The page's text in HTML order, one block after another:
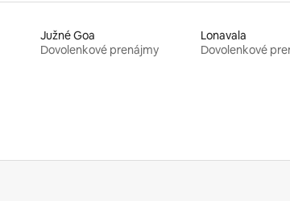
Južné Goa
Dovolenkové prenájmy
Lonavala
Dovolenkové